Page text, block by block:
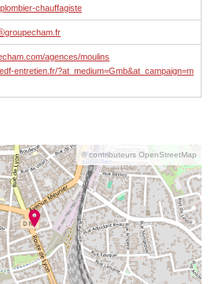
chauffagiste
agences/moulins
entretien.fr/?at_medium=Gmb&at_campaign=m
© contributeurs OpenStreetMap